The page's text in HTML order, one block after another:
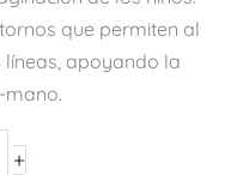
que permiten al
apoyando la
mano.
+